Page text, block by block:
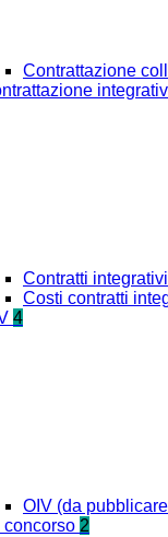
Contrattazione
Contratti integrativi
Costi contratti
4
OIV (da
concorso 2